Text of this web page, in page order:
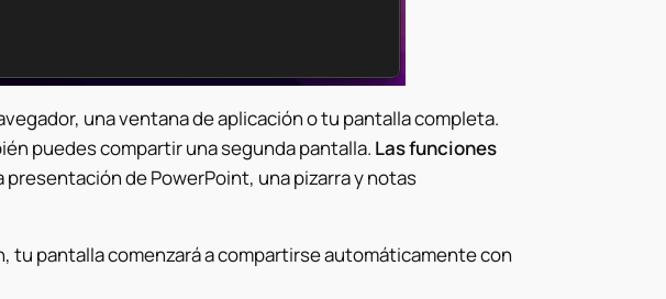
una ventana de aplicación o tu pantalla completa.
puedes compartir una segunda pantalla. Las funciones
de PowerPoint, una pizarra y notas
tu pantalla comenzará a compartirse automáticamente con